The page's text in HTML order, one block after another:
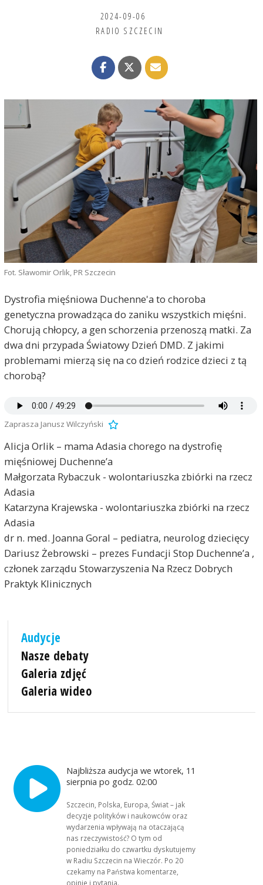
2024-09-06
RADIO SZCZECIN
Fot. Sławomir Orlik, PR Szczecin
Dystrofia mięśniowa Duchenne'a to choroba
genetyczna prowadząca do zaniku wszystkich mięśni.
Chorują chłopcy, a gen schorzenia przenoszą matki. Za
dwa dni przypada Światowy Dzień DMD. Z jakimi
problemami mierzą się na co dzień rodzice dzieci z tą
chorobą?
Zaprasza Janusz Wilczyński
Alicja Orlik – mama Adasia chorego na dystrofię
mięśniowej Duchenne’a
Małgorzata Rybaczuk - wolontariuszka zbiórki na rzecz
Adasia
Katarzyna Krajewska - wolontariuszka zbiórki na rzecz
Adasia
dr n. med. Joanna Goral – pediatra, neurolog dziecięcy
Dariusz Żebrowski – prezes Fundacji Stop Duchenne’a ,
członek zarządu Stowarzyszenia Na Rzecz Dobrych
Praktyk Klinicznych
Audycje
Nasze debaty
Galeria zdjęć
Galeria wideo
Najbliższa audycja we wtorek, 11
sierpnia po godz. 02:00
Szczecin, Polska, Europa, Świat – jak
decyzje polityków i naukowców oraz
wydarzenia wpływają na otaczającą
nas rzeczywistość? O tym od
poniedziałku do czwartku dyskutujemy
w Radiu Szczecin na Wieczór. Po 20
czekamy na Państwa komentarze,
opinie i pytania.